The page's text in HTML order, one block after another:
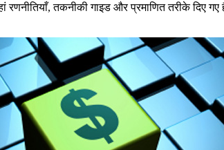
तकनीकी गाइड और प्रमाणित तरीके